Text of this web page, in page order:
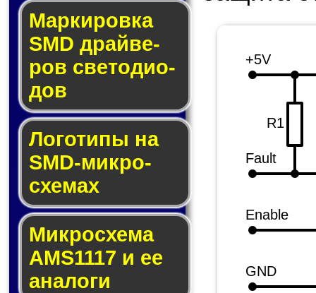
Маркировка
SMD драй­ве­
ров све­то­ди­о­
дов
Логотипы на
SMD-мик­ро­
схе­мах
Микросхема
AMS1117 и ее
ана­ло­ги
+5V
GND
Enable
Fault
R1